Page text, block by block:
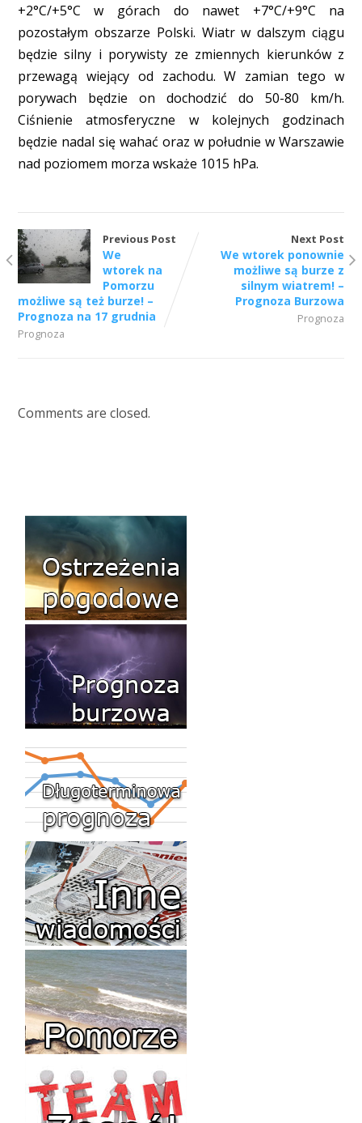
+2°C/+5°C w górach do nawet +7°C/+9°C na
pozostałym obszarze Polski. Wiatr w dalszym ciągu
będzie silny i porywisty ze zmiennych kierunków z
przewagą wiejący od zachodu. W zamian tego w
porywach będzie on dochodzić do 50-80 km/h.
Ciśnienie atmosferyczne w kolejnych godzinach
będzie nadal się wahać oraz w południe w Warszawie
nad poziomem morza wskaże 1015 hPa.
Previous Post
We
wtorek na
Pomorzu
możliwe są też burze! –
Prognoza na 17 grudnia
Prognoza
Next Post
We wtorek ponownie
możliwe są burze z
silnym wiatrem! –
Prognoza Burzowa
Prognoza
Comments are closed.